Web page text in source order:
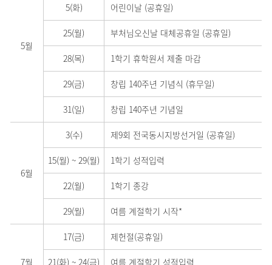
5월
5(화) 어린이날 (공휴일)
25(월) 부처님오신날 대체공휴일 (공휴일)
28(목) 1학기 휴학원서 제출 마감
29(금) 창립 140주년 기념식 (휴무일)
31(일) 창립 140주년 기념일
6월
3(수) 제9회 전국동시지방선거일 (공휴일)
15(월) ~ 29(월) 1학기 성적입력
22(월) 1학기 종강
29(월) 여름 계절학기 시작*
7월
17(금) 제헌절(공휴일)
21(화) ~ 24(금) 여름 계절학기 성적입력